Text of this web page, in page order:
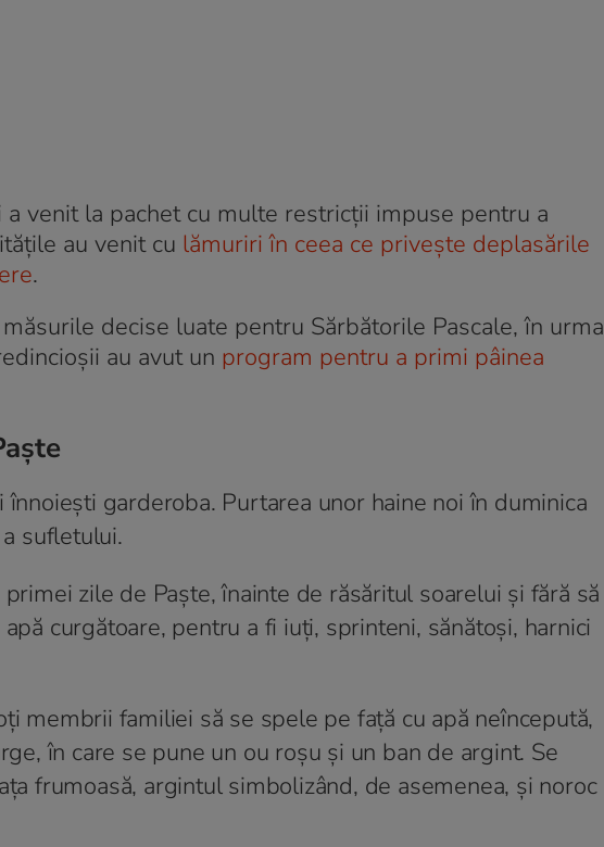
venit la pachet cu multe restricții impuse pentru a
au venit cu lămuriri în ceea ce privește deplasările
.
decise luate pentru Sărbătorile Pascale, în urma
au avut un program pentru a primi pâinea
garderoba. Purtarea unor haine noi în duminica
sufletului.
zile de Paşte, înainte de răsăritul soarelui şi fără să
curgătoare, pentru a fi iuţi, sprinteni, sănătoşi, harnici
membrii familiei să se spele pe faţă cu apă neîncepută,
în care se pune un ou roşu şi un ban de argint. Se
frumoasă, argintul simbolizând, de asemenea, şi noroc